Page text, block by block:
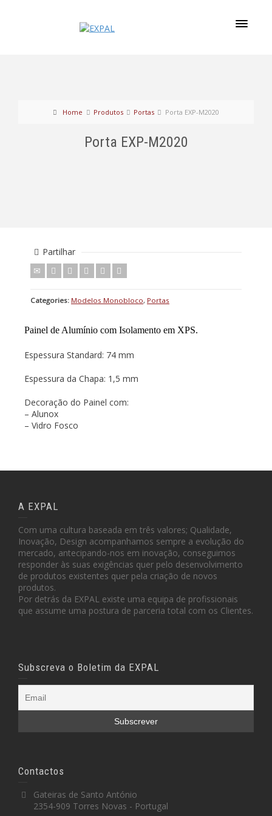
Home Produtos Portas Porta EXP-M2020
Porta EXP-M2020
Partilhar
Categories: Modelos Monobloco, Portas
Painel de Alumínio com Isolamento em XPS.
Espessura Standard: 74 mm
Espessura da Chapa: 1,5 mm
Decoração do Painel com:
– Alunox
– Vidro Fosco
A EXPAL
Com uma cultura baseada em três valores; Qualidade,
Inovação, Design acompanhamos sempre a evolução do
mercado, antecipando-nos em inovação, conseguimos
responder às suas exigências quer pelo desenvolvimento
de produtos existentes quer pela criação de novos
produtos.
Por detrás da EXPAL existe uma equipa de profissionais
que assume uma postura de parceria total com os Clientes.
Subscreva o Boletim da EXPAL
Contactos
Gateiras de Santo António
2354-909 Torres Novas - Portugal